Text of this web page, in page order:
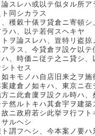
スレハ或以テ似タル所
同シカラス
穫穀十俵ヲ貸倉ニ寄頓
ハ、以テ若何スヘキヤ
ヲ論スレハ、豈特リ盗
ラス、今貸倉ヲ設ケ以
、時価ニ従テ之ニ貸シ
トセス
キモノハ自店旧来之ヲ
建倉ノ如キハ、東京ニ在
ニ此倉廩ヲ設クル時ハ
然ルトキハ其倉宇ヲ建
ニ政府若シ此挙ヲ行フ
ルヘシ
謂フヘシ、今本案ノ要